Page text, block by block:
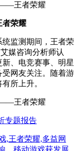
荣耀
监测期间，王者荣
媒咨询分析师认
、电竞赛事、明星
网友关注。随着游
所上升。
专题报告
,王者荣耀,多益网